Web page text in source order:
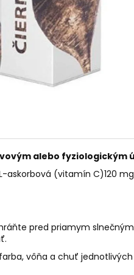
alebo fyziologickým
(vitamín C)120
pred priamym
vôňa a chuť
PALO SANTO
€10,89